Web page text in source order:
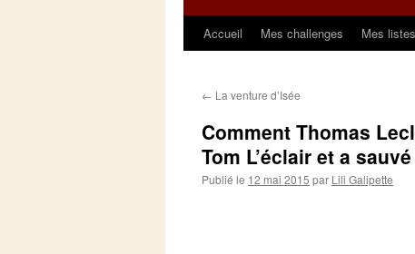
Aller
contenu
Accueil Mes challenges Mes listes
← La venture d’Isée
Comment Thomas
Tom L’éclair et a
Publié le 12 mai 2015 par Lili Galipette